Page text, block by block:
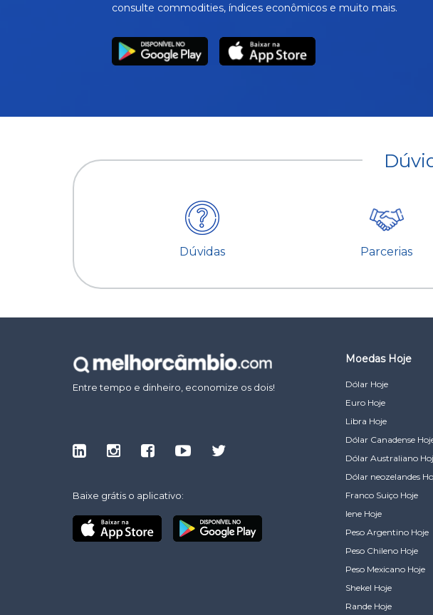
consulte commodities, índices econômicos e muito mais.
Dúvidas Parcerias
Entre tempo e dinheiro, economize os dois!
Baixe grátis o aplicativo:
Moedas Hoje
Dólar Hoje
Euro Hoje
Libra Hoje
Dólar Canadense
Dólar Australiano
Dólar neozelandes
Franco Suiço Hoje
Iene Hoje
Peso Argentino Hoje
Peso Chileno Hoje
Peso Mexicano Hoje
Shekel Hoje
Rande Hoje